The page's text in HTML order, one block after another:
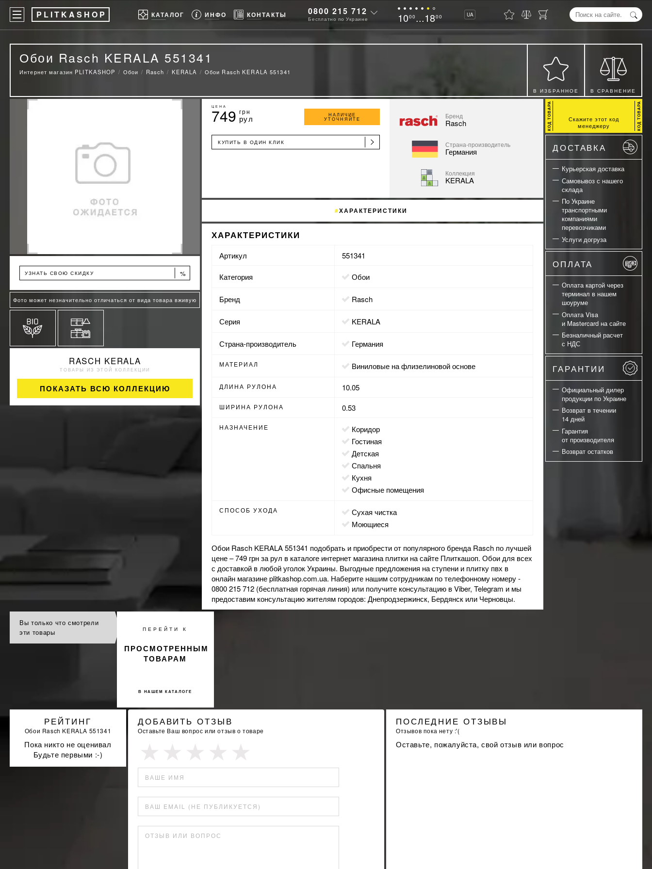
P LITKASHOP КАТАЛОГ ИНФО КОНТАКТЫ 0800 215 712
Бесплатно по Украине 1000 ...1800 UA
Обои Rasch KERALA 551341
Интернет магазин PLITKASHOP Обои Rasch KERALA Обои Rasch KERALA 551341
В ИЗБРАННОЕ В СРАВНЕНИЕ
УЗНАТЬ СВОЮ СКИДКУ %
Фото может незначительно отличаться от вида товара вживую
RASCH KERALA
ТОВАРЫ ИЗ ЭТОЙ КОЛЛЕКЦИИ
ПОКАЗАТЬ ВСЮ КОЛЛЕКЦИЮ
ЦЕНА
749 грн
рул НАЛИЧИЕ
УТОЧНЯЙТЕ
КУПИТЬ В ОДИН КЛИК
Бренд
Rasch
Страна-производитель
Германия
Коллекция
KERALA
ХАРАКТЕРИСТИКИ
ХАРАКТЕРИСТИКИ
Артикул 551341
Категория Обои
Бренд Rasch
Серия KERALA
Страна-производитель Германия
МАТЕРИАЛ виниловые на флизелиновой основе
ДЛИНА РУЛОНА 10.05
ШИРИНА РУЛОНА 0.53
НАЗНАЧЕНИЕ
коридор
гостиная
детская
спальня
кухня
офисные помещения
СПОСОБ УХОДА
сухая чистка
моющиеся
Обои Rasch KERALA 551341 подобрать и приобрести от популярного бренда Rasch по лучшей
цене – 749 грн за рул в каталоге интернет магазина плитки на сайте Плиткашоп. Обои для всех
с доставкой в любой уголок Украины. Выгодные предложения наступени и плитку пвх в
онлайн магазине plitkashop.com.ua. Наберите нашим сотрудникам по телефонному номеру -
0800 215 712 (бесплатная горячая линия) или получите консультацию вViber, Telegram и мы
предоставим консультацию жителям городов: Днепродзержинск, Бердянск или Черновцы.
Скажите этот код
менеджеру
ДОСТАВКА
Курьерская доставка
Самовывоз с нашего
склада
По Украине
транспортными
компаниями
перевозчиками
Услуги догруза
ОПЛАТА
Оплата картой через
терминал в нашем
шоуруме
Оплата Visa
и Mastercard на сайте
Безналичный расчет
с НДС
ГАРАНТИИ
Официальный дилер
продукции по Украине
Возврат в течении
14 дней
Гарантия
от производителя
Возврат остатков
Вы только что смотрели
эти товары
ПЕРЕЙТИ К
В НАШЕМ КАТАЛОГЕ
ПРОСМОТРЕННЫМ
ТОВАРАМ
РЕЙТИНГ
Обои Rasch KERALA 551341
Пока никто не оценивал
Будьте первыми :-)
ДОБАВИТЬ ОТЗЫВ
Оставьте Ваш вопрос или отзыв о товаре
ВАШЕ ИМЯ
ВАШ EMAIL (НЕ ПУБЛИКУЕТСЯ)
ОТЗЫВ ИЛИ ВОПРОС
ПОСЛЕДНИЕ ОТЗЫВЫ
Отзывов пока нету :'(
Оставьте, пожалуйста, свой отзыв или вопрос